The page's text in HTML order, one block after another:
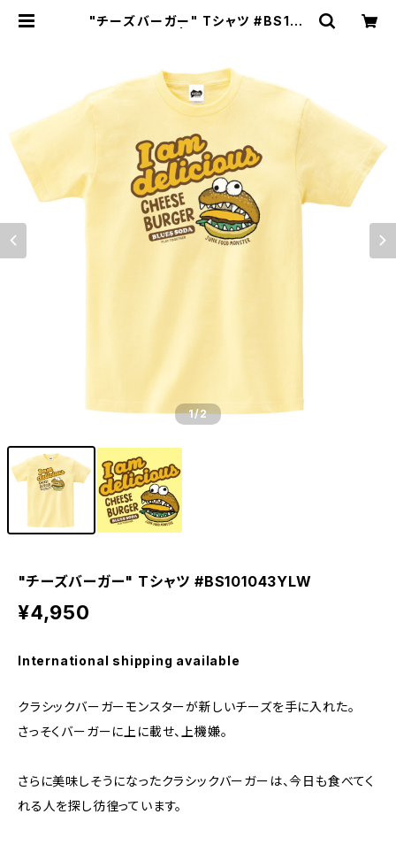
"チーズバーガー" Tシャツ #BS101
1/2
"チーズバーガー" Tシャツ #BS101043YLW
¥4,950
International shipping available
クラシックバーガーモンスターが新しいチーズを手に入れた。
さっそくバーガーに上に載せ、上機嫌。
さらに美味しそうになったクラシックバーガーは、今日も食べてく
れる人を探し彷徨っています。